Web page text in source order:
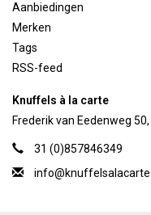
Aanbiedingen
Merken
Tags
RSS-feed
Knuffels à la carte
Frederik van Eedenweg
31 (0)857846349